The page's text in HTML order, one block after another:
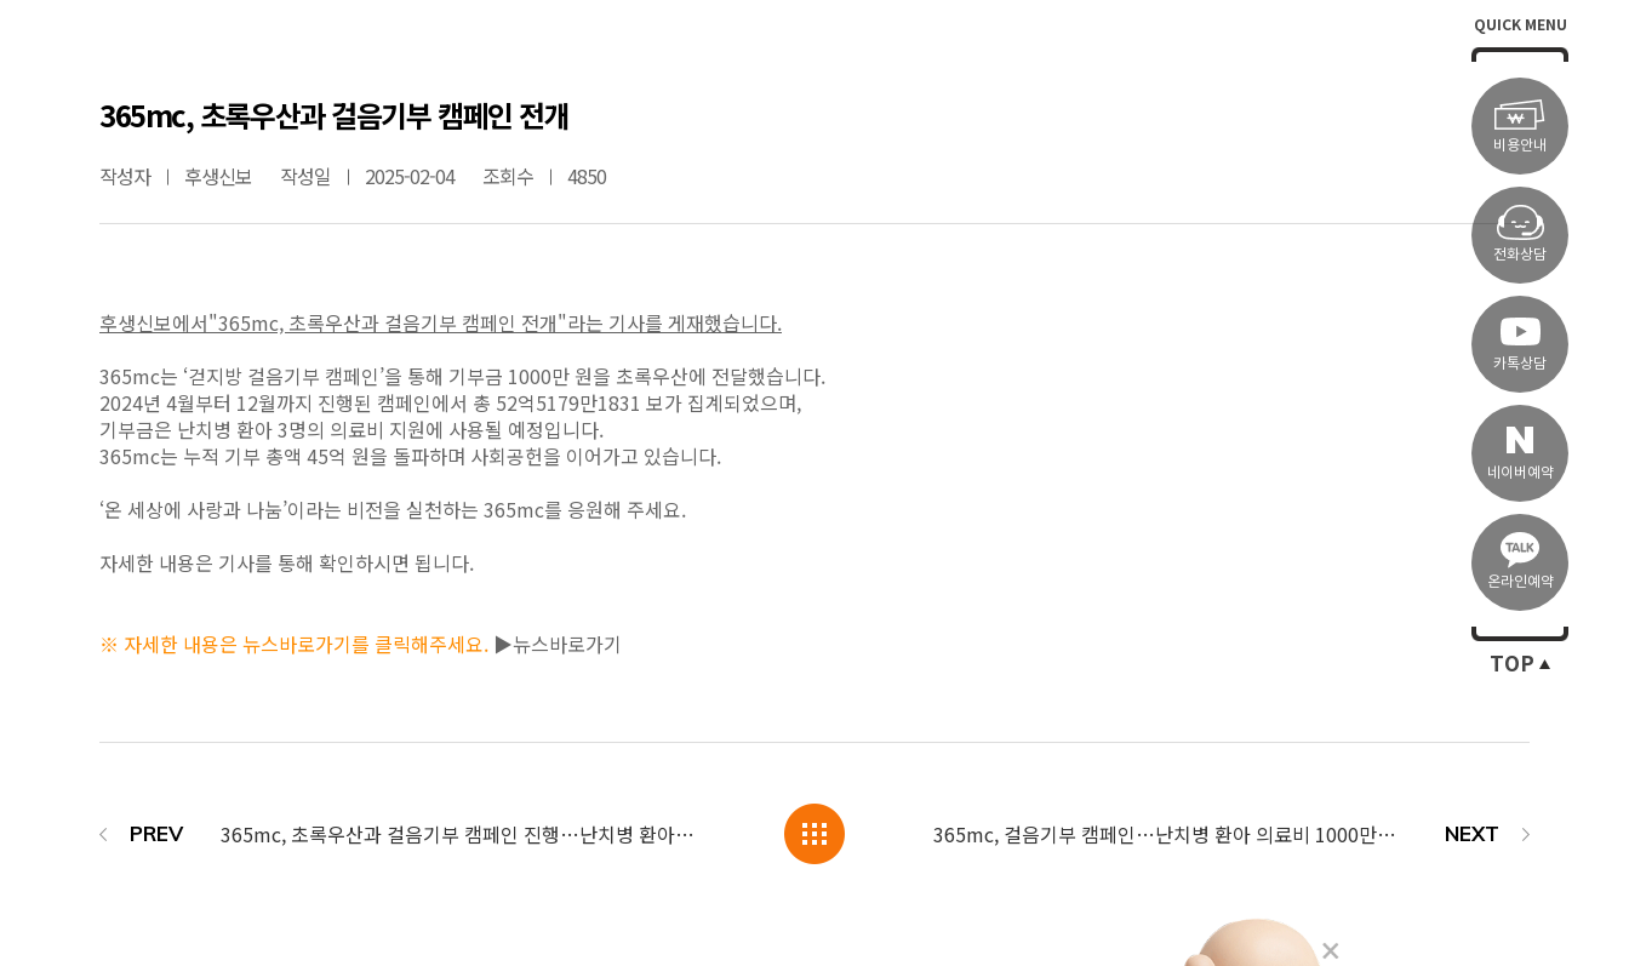
365mc, 초록우산과 걸음기부 캠페인 전개
작성자 후생신보 작성일 2025-02-04 조회수 4850
후생신보에서" 365mc, 초록우산과 걸음기부 캠페인 전개"라는 기사를 게재했습니다.
365mc는 ‘걷지방 걸음기부 캠페인’을 통해 기부금 1000만 원을 초록우산에 전달했습니다.
2024년 4월부터 12월까지 진행된 캠페인에서 총 52억5179만1831 보가 집계되었으며,
기부금은 난치병 환아 3명의 의료비 지원에 사용될 예정입니다.
365mc는 누적 기부 총액 45억 원을 돌파하며 사회공헌을 이어가고 있습니다.
‘온 세상에 사랑과 나눔’이라는 비전을 실천하는 365mc를 응원해 주세요.
자세한 내용은 기사를 통해 확인하시면 됩니다.
※ 자세한 내용은 뉴스바로가기를 클릭해주세요. ▶뉴스바로가기
365mc, 초록우산과 걸음기부 캠페인 진행…난치병 환아 의료비 1000만원 기부 365mc, 걸음기부 캠페인…난치병 환아 의료비 1000만원 기부
QUICK MENU
비용안내
전화상담
카톡상담
네이버예약
온라인예약
TOP